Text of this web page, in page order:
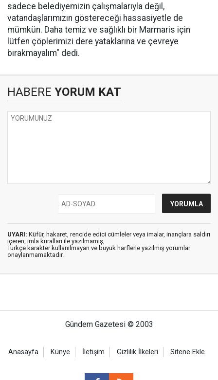
sadece belediyemizin çalışmalarıyla değil,
vatandaşlarımızın göstereceği hassasiyetle de
mümkün. Daha temiz ve sağlıklı bir Marmaris için
lütfen çöplerimizi dere yataklarına ve çevreye
bırakmayalım" dedi.
HABERE YORUM KAT
UYARI: Küfür, hakaret, rencide edici cümleler veya imalar, inançlara saldırı
içeren, imla kuralları ile yazılmamış,
Türkçe karakter kullanılmayan ve büyük harflerle yazılmış yorumlar
onaylanmamaktadır.
Gündem Gazetesi © 2003
Anasayfa Künye İletişim Gizlilik İlkeleri Sitene Ekle